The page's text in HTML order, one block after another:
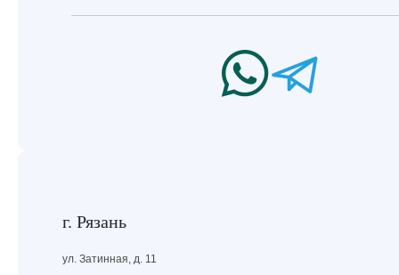
г. Рязань
ул. Затинная, д. 11